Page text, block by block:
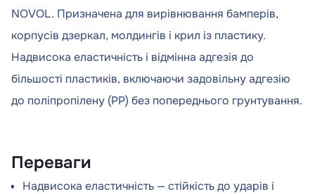
NOVOL. Призначена для вирівнювання бамперів,
корпусів дзеркал, молдингів і крил із пластику.
Надвисока еластичність і відмінна адгезія до
більшості пластиків, включаючи задовільну адгезію
до поліпропілену (PP) без попереднього грунтування.
Переваги
Надвисока еластичність — стійкість до ударів і